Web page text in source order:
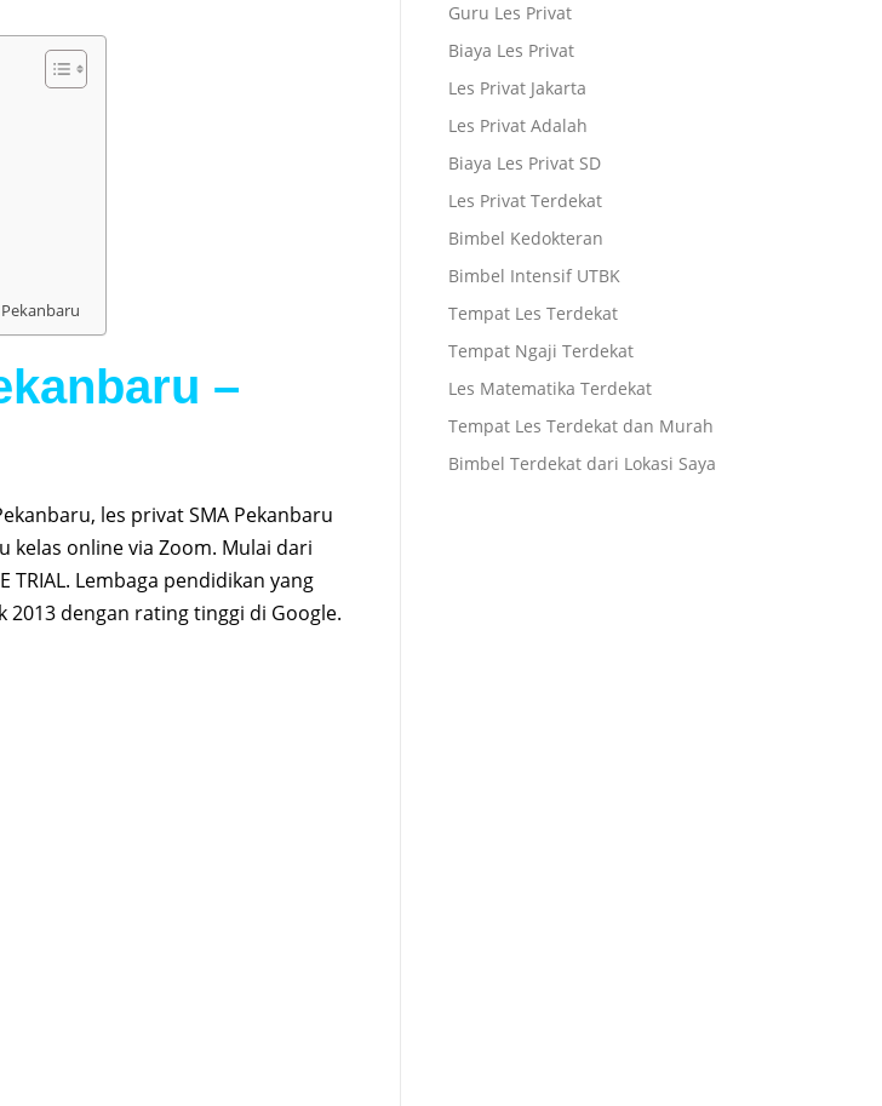
–
les privat SMA Pekanbaru
kelas online via Zoom. Mulai dari
TRIAL. Lembaga pendidikan yang
dengan rating tinggi di Google.
Guru Les Privat
Biaya Les Privat
Les Privat Jakarta
Les Privat Adalah
Biaya Les Privat SD
Les Privat Terdekat
Bimbel Kedokteran
Bimbel Intensif UTBK
Tempat Les Terdekat
Tempat Ngaji Terdekat
Les Matematika Terdekat
Tempat Les Terdekat dan Murah
Bimbel Terdekat dari Lokasi Saya